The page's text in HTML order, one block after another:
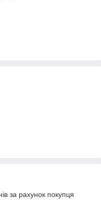
за рахунок покупця